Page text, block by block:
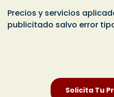
Precios y servicios
publicitado salvo error
Solicita Tu